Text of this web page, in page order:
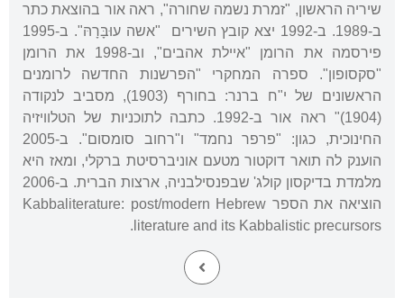
שיריה הראשון, "זמרת נשמה שחורה", ראה אור בהוצאת כתר
ב-1989. ב-1992 יצא קובץ השירים "אשה עוּבָּרָהּ". ב-1995
פירסמה את הרומן "איילת אהבים", וב-1998 את הרומן
"סקסופון". ספרה המחקרי "הפרשנות החדשה לרומנים
הראשונים של י"ח ברנר: בחורף (1903), מסביב לנקודה
(1904)" ראה אור ב-1992. כתבה לתוכניות של הטלוויזיה
החינוכית, כגון: "פרפר נחמד" ו"רחוב סומסום". ב-2005
הוענק לה תואר דוקטור מטעם אוניברסיטת ברקלי, ומאז היא
מלמדת בדיקסון קולג' שבפנסילבניה, ארצות הברית. ב-2006
הוציאה את הספר Kabbaliterature: post/modern Hebrew
literature and its Kabbalistic precursors.